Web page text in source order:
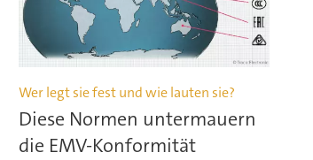
Wer legt sie fest und wie lauten sie?
Diese Normen untermauern
die EMV-Konformität